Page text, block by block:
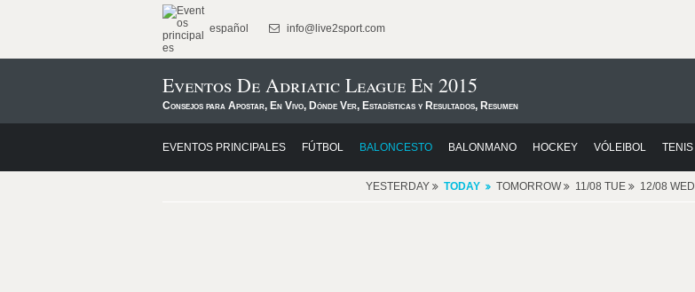
español info@live2sport.com
Eventos De Adriatic League En 2015
Consejos para Apostar, En Vivo, Dónde Ver, Estadísticas y Resultados, Resumen
EVENTOS PRINCIPALES FÚTBOL BALONCESTO BALONMANO HOCKEY VÓLEIBOL TENIS
YESTERDAY TODAY TOMORROW 11/08 TUE 12/08 WED